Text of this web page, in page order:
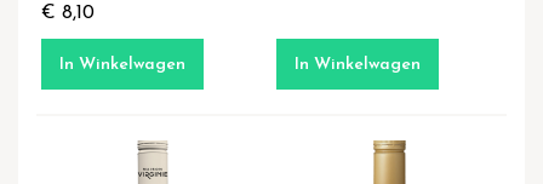
€ 8,10
In Winkelwagen In Winkelwagen